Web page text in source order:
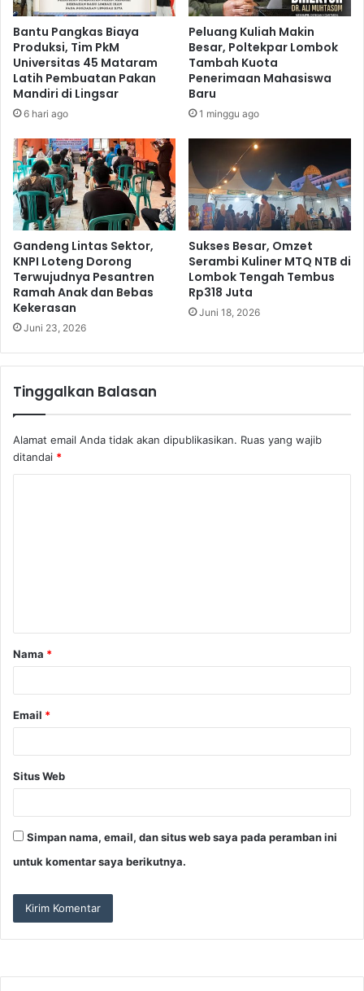
Bantu Pangkas Biaya
Produksi, Tim PkM
Universitas 45 Mataram
Latih Pembuatan Pakan
Mandiri di Lingsar
6 hari ago
Peluang Kuliah Makin
Besar, Poltekpar Lombok
Tambah Kuota
Penerimaan Mahasiswa
Baru
1 minggu ago
Gandeng Lintas Sektor,
KNPI Loteng Dorong
Terwujudnya Pesantren
Ramah Anak dan Bebas
Kekerasan
Juni 23, 2026
Sukses Besar, Omzet
Serambi Kuliner MTQ NTB di
Lombok Tengah Tembus
Rp318 Juta
Juni 18, 2026
Tinggalkan Balasan
Alamat email Anda tidak akan dipublikasikan. Ruas yang wajib
ditandai *
a
r
Nama *
Email *
Situs Web
Simpan nama, email, dan situs web saya pada peramban ini
untuk komentar saya berikutnya.